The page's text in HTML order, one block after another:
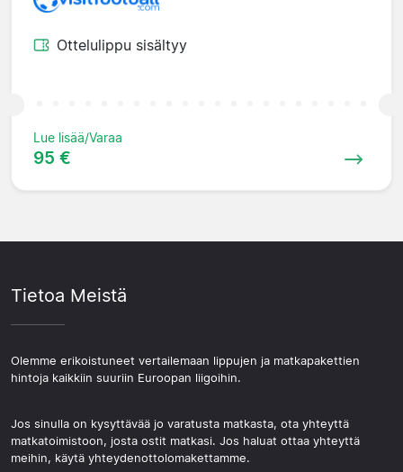
Ottelulippu sisältyy
Lue lisää/Varaa
95 €
Tietoa Meistä
Olemme erikoistuneet vertailemaan lippujen ja matkapakettien
hintoja kaikkiin suuriin Euroopan liigoihin.
Jos sinulla on kysyttävää jo varatusta matkasta, ota yhteyttä
matkatoimistoon, josta ostit matkasi. Jos haluat ottaa yhteyttä
meihin, käytä yhteydenottolomakettamme.